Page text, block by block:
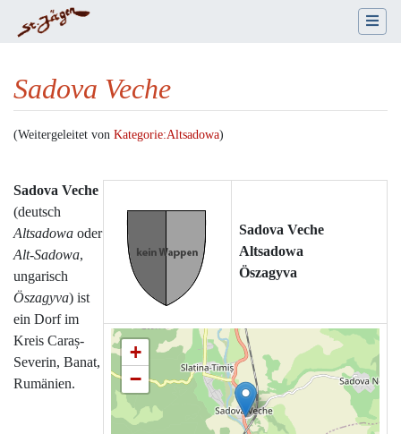
Sadova Veche
(Weitergeleitet von Kategorie:Altsadowa)
Sadova Veche
Altsadowa
Öszagyva
+
−
Sadova Veche
(deutsch
Altsadowa oder
Alt-Sadowa,
ungarisch
Öszagyva) ist
ein Dorf im
Kreis Caraș-
Severin, Banat,
Rumänien.